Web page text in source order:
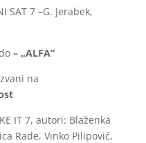
SAT 7 –G. Jerabek,
– „ALFA“
na
IT 7, autori: Blaženka
Rade, Vinko Pilipović,